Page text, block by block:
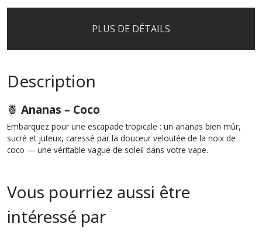
PLUS DE DÉTAILS
Description
🍍 Ananas – Coco
Embarquez pour une escapade tropicale : un ananas bien mûr,
sucré et juteux, caressé par la douceur veloutée de la noix de
coco — une véritable vague de soleil dans votre vape.
Vous pourriez aussi être
intéressé par